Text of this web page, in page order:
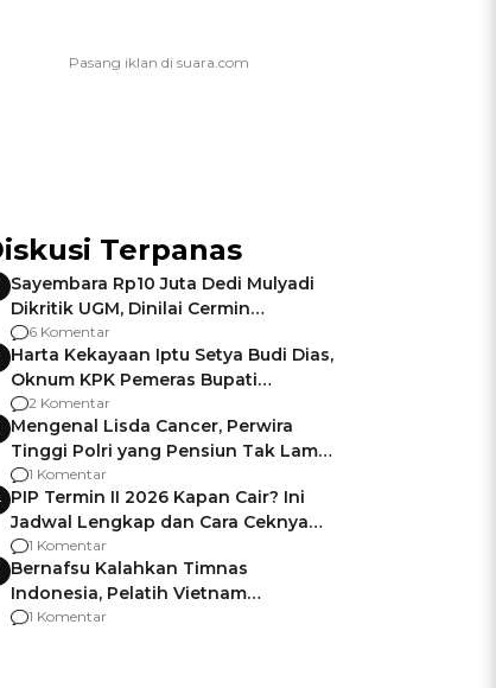
Terpanas
Sayembara Rp10 Juta Dedi Mulyadi
Dikritik UGM, Dinilai Cermin
Gagalnya Negara Jamin Keamanan
6 Komentar
Harta Kekayaan Iptu Setya Budi Dias,
Oknum KPK Pemeras Bupati
Pemalang
2 Komentar
Mengenal Lisda Cancer, Perwira
Tinggi Polri yang Pensiun Tak Lama
Usai Jadi Brigjen
1 Komentar
PIP Termin II 2026 Kapan Cair? Ini
Jadwal Lengkap dan Cara Ceknya
agar Dana Tidak Hangus!
1 Komentar
Bernafsu Kalahkan Timnas
Indonesia, Pelatih Vietnam
Berencana Pakai Jimat di Pakansari
1 Komentar